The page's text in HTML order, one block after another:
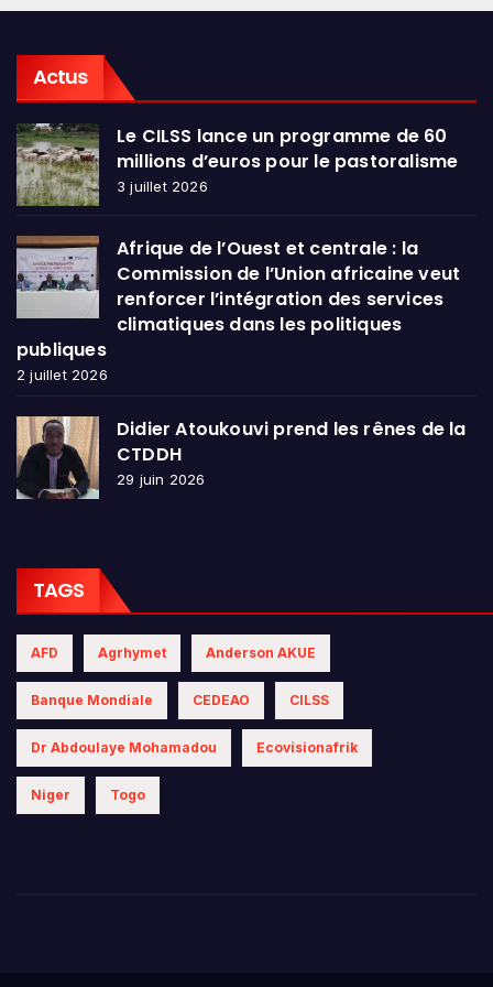
Actus
Le CILSS lance un programme de 60
millions d’euros pour le pastoralisme
3 juillet 2026
Afrique de l’Ouest et centrale : la
Commission de l’Union africaine veut
renforcer l’intégration des services
climatiques dans les politiques
publiques
2 juillet 2026
Didier Atoukouvi prend les rênes de la
CTDDH
29 juin 2026
TAGS
AFD Agrhymet Anderson AKUE
Banque Mondiale CEDEAO CILSS
Dr Abdoulaye Mohamadou Ecovisionafrik
Niger Togo